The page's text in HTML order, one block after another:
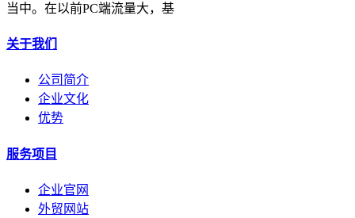
当中。在以前PC端流量大，基
关于我们
公司简介
企业文化
优势
服务项目
企业官网
外贸网站